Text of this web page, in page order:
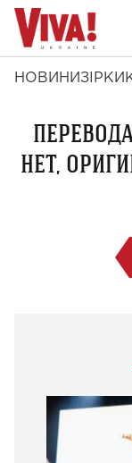
НОВИНИ ЗІРКИ
НЕТ,